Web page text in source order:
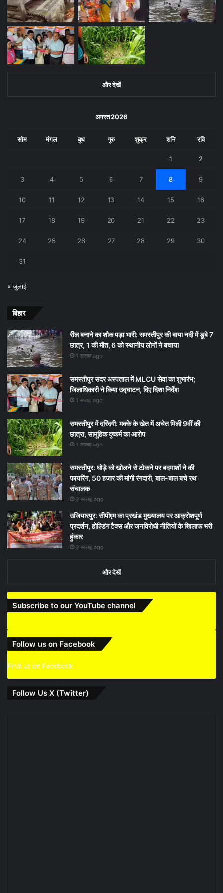
और देखें
अगस्त 2026
सोम मंगल बुध गुरु शुक्र शनि रवि
1 2
3 4 5 6 7 8 9
10 11 12 13 14 15 16
17 18 19 20 21 22 23
24 25 26 27 28 29 30
31
« जुलाई
बिहार
रील बनाने का शौक पड़ा भारी: समस्तीपुर की बाया नदी में डूबे 7
छात्र, 1 की मौत, 6 को स्थानीय लोगों ने बचाया
1 सप्ताह ago
समस्तीपुर सदर अस्पताल में MLCU सेवा का शुभारंभ;
जिलाधिकारी ने किया उद्घाटन, दिए दिशा निर्देश
1 सप्ताह ago
समस्तीपुर में दरिंदगी: मक्के के खेत में अचेत मिली 9वीं की
छात्रा, सामूहिक दुष्कर्म का आरोप
1 सप्ताह ago
समस्तीपुर: घोड़े को खोलने से टोकने पर बदमाशों ने की
फायरिंग, 50 हजार की मांगी रंगदारी, बाल-बाल बचे रथ
संचालक
2 सप्ताह ago
उजियारपुर: सीपीएम का प्रखंड मुख्यालय पर आक्रोशपूर्ण
प्रदर्शन, होल्डिंग टैक्स और जनविरोधी नीतियों के खिलाफ भरी
हुंकार
2 सप्ताह ago
और देखें
Subscribe to our YouTube channel
Follow us on Facebook
Find us on Facebook
Follow Us X (Twitter)